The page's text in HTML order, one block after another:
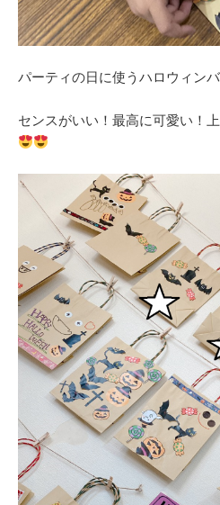
パーティの日に使うハロウィン
センスがいい！最高に可愛い！